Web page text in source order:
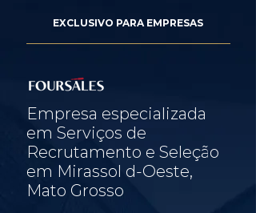
EXCLUSIVO PARA EMPRESAS
Empresa especializada
em Serviços de
Recrutamento e Seleção
em Mirassol d-Oeste,
Mato Grosso